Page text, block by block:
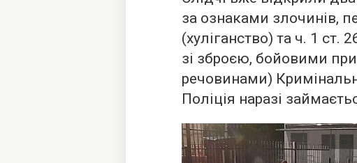
за ознаками злочинів,
(хуліганство) та ч. 1 ст.
зі зброєю, бойовими
речовинами)
Поліція наразі